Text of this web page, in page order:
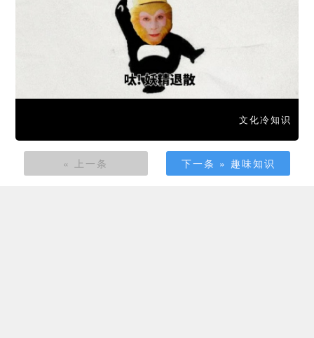
文化冷知识
« 上一条 下一条 » 趣味知识